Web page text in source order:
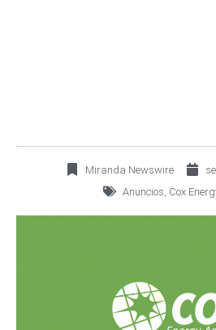
Miranda Newswire
Anuncios Cox